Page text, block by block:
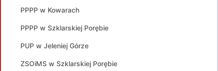
PPPP w Kowarach
PPPP w Szklarskiej Porębie
PUP w Jeleniej Górze
ZSOiMS w Szklarskiej Porębie